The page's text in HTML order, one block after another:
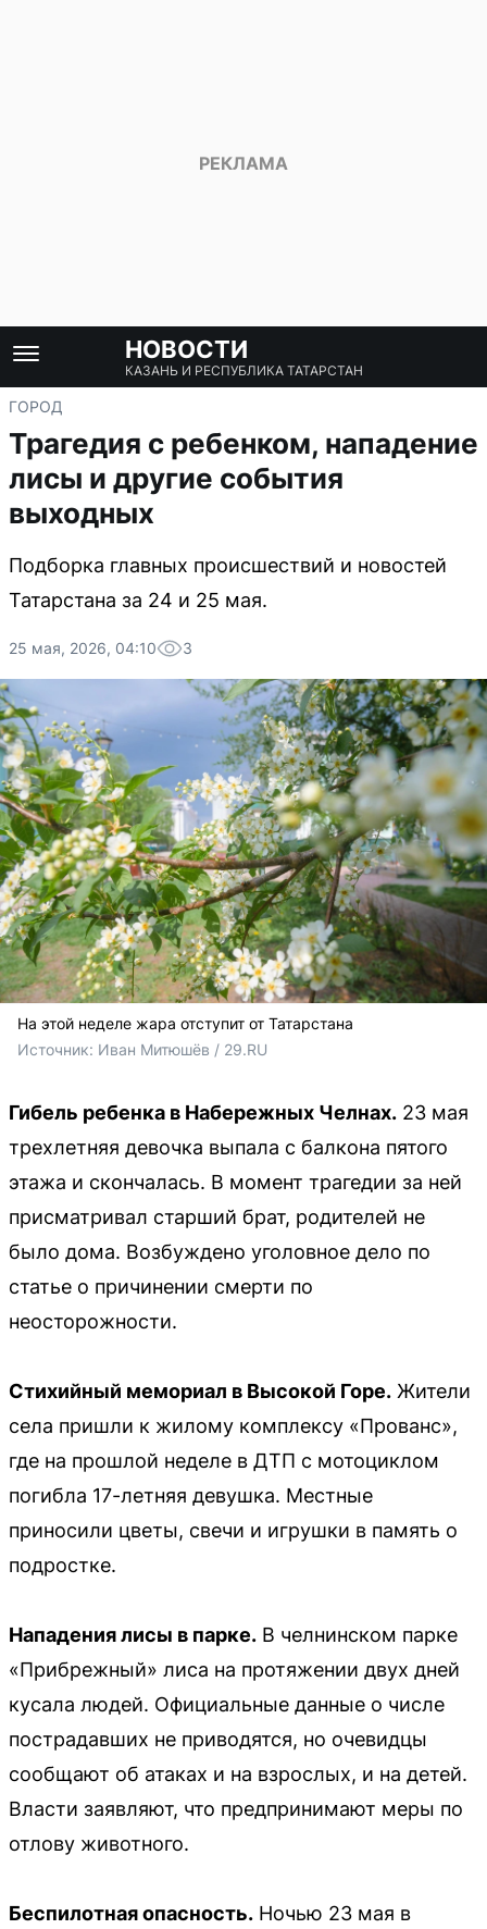
НОВОСТИ
КАЗАНЬ И РЕСПУБЛИКА ТАТАРСТАН
ГОРОД
Трагедия с ребенком, нападение
лисы и другие события
выходных
Подборка главных происшествий и новостей
Татарстана за 24 и 25 мая.
25 мая, 2026, 04:10 3
На этой неделе жара отступит от Татарстана
Источник: Иван Митюшёв / 29.RU
Гибель ребенка в Набережных Челнах. 23 мая
трехлетняя девочка выпала с балкона пятого
этажа и скончалась. В момент трагедии за ней
присматривал старший брат, родителей не
было дома. Возбуждено уголовное дело по
статье о причинении смерти по
неосторожности.
Стихийный мемориал в Высокой Горе. Жители
села пришли к жилому комплексу «Прованс»,
где на прошлой неделе в ДТП с мотоциклом
погибла 17-летняя девушка. Местные
приносили цветы, свечи и игрушки в память о
подростке.
Нападения лисы в парке. В челнинском парке
«Прибрежный» лиса на протяжении двух дней
кусала людей. Официальные данные о числе
пострадавших не приводятся, но очевидцы
сообщают об атаках и на взрослых, и на детей.
Власти заявляют, что предпринимают меры по
отлову животного.
Беспилотная опасность. Ночью 23 мая в